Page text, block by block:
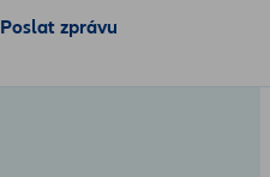
Poslat zprávu